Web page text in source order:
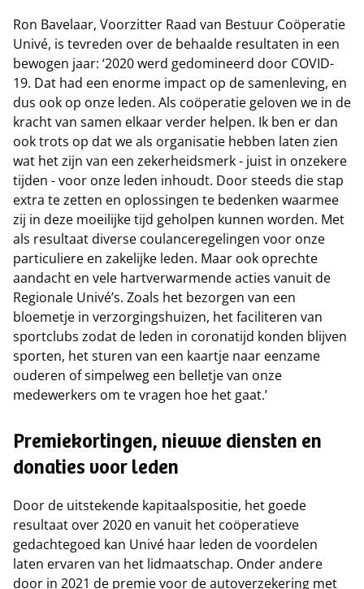
Ron Bavelaar, Voorzitter Raad van Bestuur Coöperatie
Univé, is tevreden over de behaalde resultaten in een
bewogen jaar: ‘2020 werd gedomineerd door COVID-
19. Dat had een enorme impact op de samenleving, en
dus ook op onze leden. Als coöperatie geloven we in de
kracht van samen elkaar verder helpen. Ik ben er dan
ook trots op dat we als organisatie hebben laten zien
wat het zijn van een zekerheidsmerk - juist in onzekere
tijden - voor onze leden inhoudt. Door steeds die stap
extra te zetten en oplossingen te bedenken waarmee
zij in deze moeilijke tijd geholpen kunnen worden. Met
als resultaat diverse coulanceregelingen voor onze
particuliere en zakelijke leden. Maar ook oprechte
aandacht en vele hartverwarmende acties vanuit de
Regionale Univé’s. Zoals het bezorgen van een
bloemetje in verzorgingshuizen, het faciliteren van
sportclubs zodat de leden in coronatijd konden blijven
sporten, het sturen van een kaartje naar eenzame
ouderen of simpelweg een belletje van onze
medewerkers om te vragen hoe het gaat.’
Premiekortingen, nieuwe diensten en
donaties voor leden
Door de uitstekende kapitaalspositie, het goede
resultaat over 2020 en vanuit het coöperatieve
gedachtegoed kan Univé haar leden de voordelen
laten ervaren van het lidmaatschap. Onder andere
door in 2021 de premie voor de autoverzekering met